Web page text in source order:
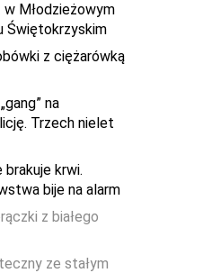
Młodzieżowym
Świętokrzyskim
z ciężarówką
na
Trzech nielet
krwi.
bije na alarm
z białego
ze stałym